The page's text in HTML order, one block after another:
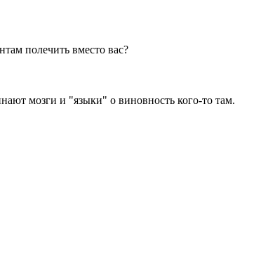
полечить вместо вас?
мозги и "языки" о виновность кого-то там.